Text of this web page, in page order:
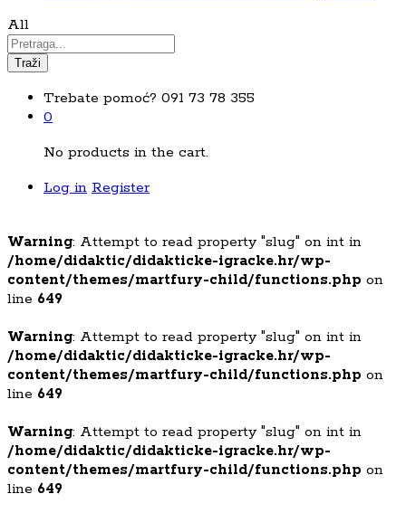
All
Traži
Trebate pomoć? 091 73 78 355
0
No products in the cart.
Log in Register
Warning: Attempt to read property "slug" on int in
/home/didaktic/didakticke-igracke.hr/wp-
content/themes/martfury-child/functions.php on
line 649
Warning: Attempt to read property "slug" on int in
/home/didaktic/didakticke-igracke.hr/wp-
content/themes/martfury-child/functions.php on
line 649
Warning: Attempt to read property "slug" on int in
/home/didaktic/didakticke-igracke.hr/wp-
content/themes/martfury-child/functions.php on
line 649